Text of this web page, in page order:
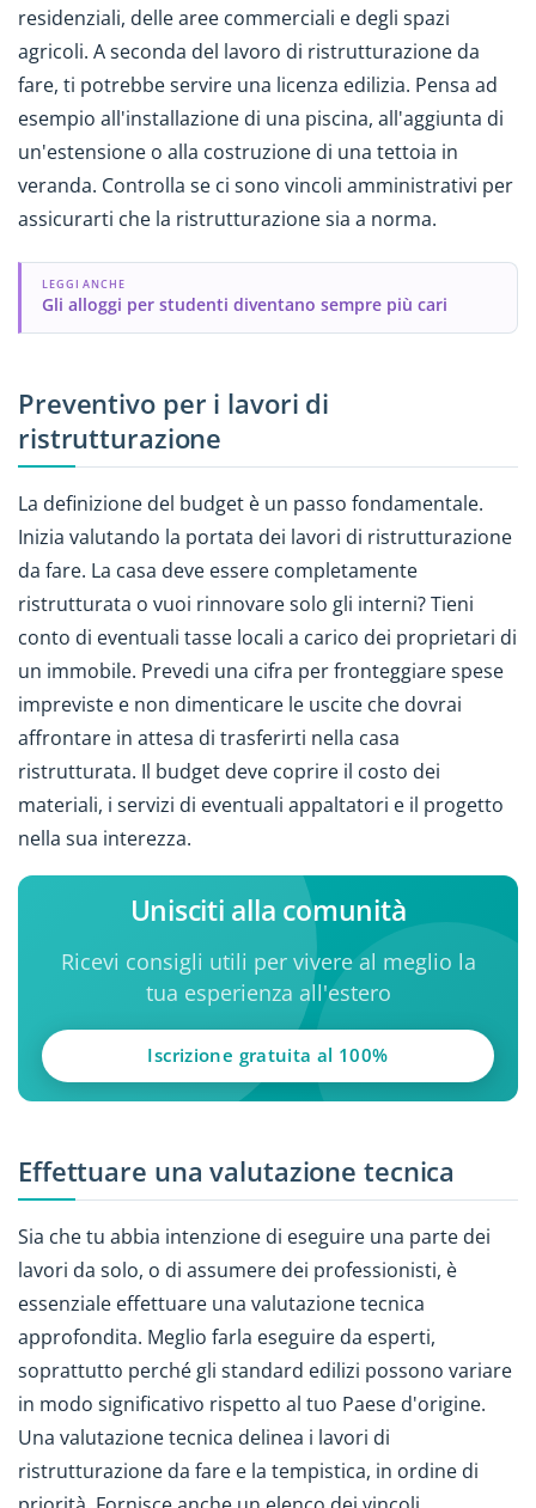
residenziali, delle aree commerciali e degli spazi
agricoli. A seconda del lavoro di ristrutturazione da
fare, ti potrebbe servire una licenza edilizia. Pensa ad
esempio all'installazione di una piscina, all'aggiunta di
un'estensione o alla costruzione di una tettoia in
veranda. Controlla se ci sono vincoli amministrativi per
assicurarti che la ristrutturazione sia a norma.
LEGGI ANCHE
Gli alloggi per studenti diventano sempre più cari
Preventivo per i lavori di
ristrutturazione
La definizione del budget è un passo fondamentale.
Inizia valutando la portata dei lavori di ristrutturazione
da fare. La casa deve essere completamente
ristrutturata o vuoi rinnovare solo gli interni? Tieni
conto di eventuali tasse locali a carico dei proprietari di
un immobile. Prevedi una cifra per fronteggiare spese
impreviste e non dimenticare le uscite che dovrai
affrontare in attesa di trasferirti nella casa
ristrutturata. Il budget deve coprire il costo dei
materiali, i servizi di eventuali appaltatori e il progetto
nella sua interezza.
Unisciti alla comunità
Ricevi consigli utili per vivere al meglio la
tua esperienza all'estero
Iscrizione gratuita al 100%
Effettuare una valutazione tecnica
Sia che tu abbia intenzione di eseguire una parte dei
lavori da solo, o di assumere dei professionisti, è
essenziale effettuare una valutazione tecnica
approfondita. Meglio farla eseguire da esperti,
soprattutto perché gli standard edilizi possono variare
in modo significativo rispetto al tuo Paese d'origine.
Una valutazione tecnica delinea i lavori di
ristrutturazione da fare e la tempistica, in ordine di